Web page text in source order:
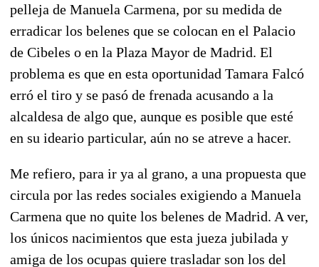
pelleja de Manuela Carmena, por su medida de
erradicar los belenes que se colocan en el Palacio
de Cibeles o en la Plaza Mayor de Madrid. El
problema es que en esta oportunidad Tamara Falcó
erró el tiro y se pasó de frenada acusando a la
alcaldesa de algo que, aunque es posible que esté
en su ideario particular, aún no se atreve a hacer.
Me refiero, para ir ya al grano, a una propuesta que
circula por las redes sociales exigiendo a Manuela
Carmena que no quite los belenes de Madrid. A ver,
los únicos nacimientos que esta jueza jubilada y
amiga de los ocupas quiere trasladar son los del